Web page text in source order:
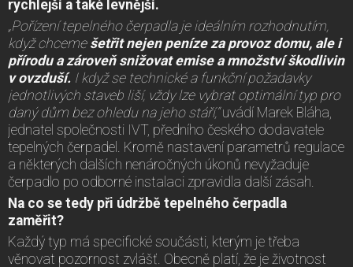
rychlejší a také levnější.
„Pořízení tepelného čerpadla je ideálním rozhodnutím,
když chceme šetřit nejen peníze za provoz domu, ale i
přírodu a zároveň snižovat emise a množství škodlivin
v ovzduší. I když se technické a funkční požadavky
jednotlivých staveb liší, vždy lze vybrat optimální typ pro
daný dům bez ohledu na jeho stáří,“uvádí Marek Bláha,
jednatel společnosti IVT, předního českého dodavatele
tepelných čerpadel. Kromě nastavení parametrů regulace
a některých dalších nenáročných úkonů nevyžaduje
čerpadlo po odborné instalaci zpravidla další zásah.
Na co se tedy při údržbě tepelného čerpadla
zaměřit?
Každý typ má specifické součásti, kterým je třeba
věnovat pozornost zvlášť. Obecně platí, že je životnost